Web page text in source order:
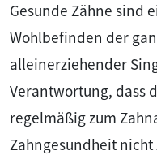
Gesunde Zähne sind
Wohlbefinden der
alleinerziehender
Verantwortung, dass
regelmäßig zum
Zahngesundheit